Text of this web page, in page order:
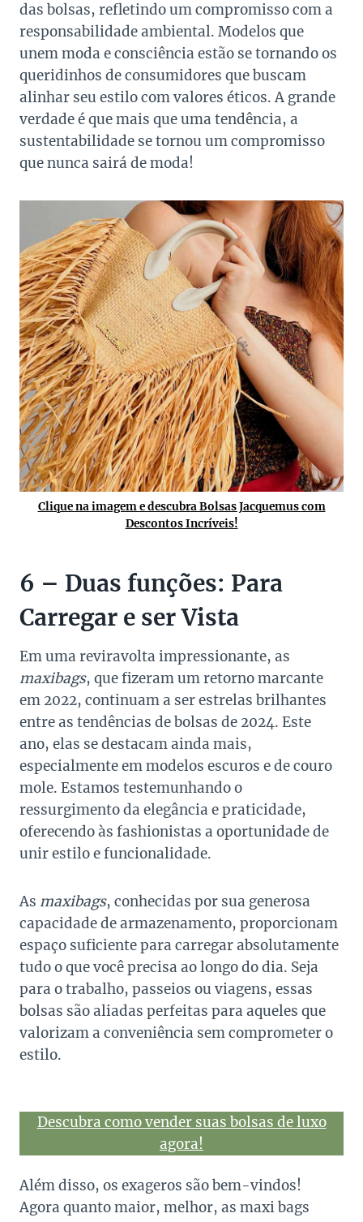
das bolsas, refletindo um compromisso com a
responsabilidade ambiental. Modelos que
unem moda e consciência estão se tornando os
queridinhos de consumidores que buscam
alinhar seu estilo com valores éticos. A grande
verdade é que mais que uma tendência, a
sustentabilidade se tornou um compromisso
que nunca sairá de moda!
Clique na imagem e descubra Bolsas Jacquemus com
Descontos Incríveis!
6 – Duas funções: Para
Carregar e ser Vista
Em uma reviravolta impressionante, as
maxibags, que fizeram um retorno marcante
em 2022, continuam a ser estrelas brilhantes
entre as tendências de bolsas de 2024. Este
ano, elas se destacam ainda mais,
especialmente em modelos escuros e de couro
mole. Estamos testemunhando o
ressurgimento da elegância e praticidade,
oferecendo às fashionistas a oportunidade de
unir estilo e funcionalidade.
As maxibags, conhecidas por sua generosa
capacidade de armazenamento, proporcionam
espaço suficiente para carregar absolutamente
tudo o que você precisa ao longo do dia. Seja
para o trabalho, passeios ou viagens, essas
bolsas são aliadas perfeitas para aqueles que
valorizam a conveniência sem comprometer o
estilo.
Descubra como vender suas bolsas de luxo
agora!
Além disso, os exageros são bem-vindos!
Agora quanto maior, melhor, as maxi bags